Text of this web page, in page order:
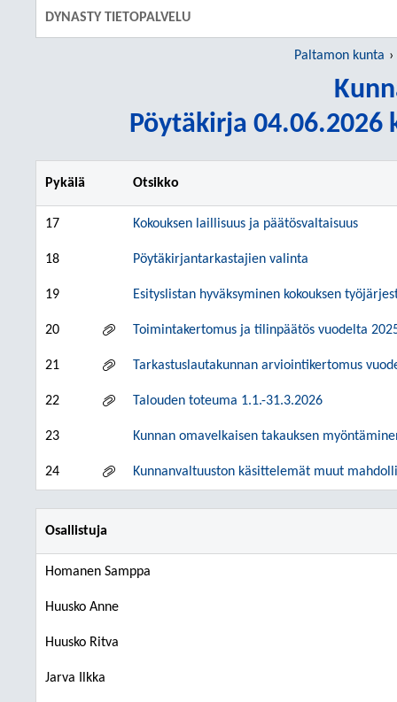
DYNASTY TIETOPALVELU
Paltamon kunta
Pöytäkirja 04.06.2026
Pykälä Otsikko
17 Kokouksen laillisuus ja päätösvaltaisuus
18 Pöytäkirjantarkastajien valinta
19 Esityslistan hyväksyminen kokouksen
20 Toimintakertomus ja tilinpäätös vuodelta
21 Tarkastuslautakunnan arviointikertomus
22 Talouden toteuma 1.1.-31.3.2026
23 Kunnan omavelkaisen takauksen
24 Kunnanvaltuuston käsittelemät muut
Osallistuja
Homanen Samppa
Huusko Anne
Huusko Ritva
Jarva Ilkka